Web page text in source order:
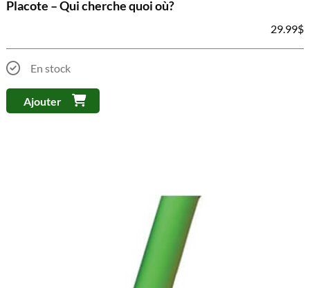
Placote – Qui cherche quoi où?
29.99$
En stock
Ajouter